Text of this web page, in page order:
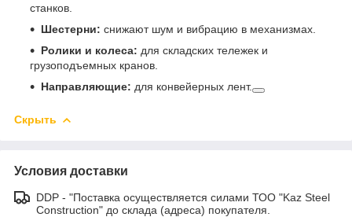
станков.
Шестерни: снижают шум и вибрацию в механизмах.
Ролики и колеса: для складских тележек и
грузоподъемных кранов.
Направляющие: для конвейерных лент.
Скрыть
Условия доставки
DDP - "Поставка осуществляется силами ТОО "Kaz Steel
Construction" до склада (адреса) покупателя.